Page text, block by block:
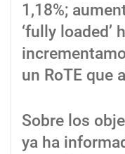
1,18%;
‘fully loaded’
un RoTE que
Sobre los
ya ha